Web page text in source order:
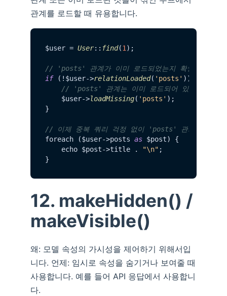
관계를 로드할 때 유용합니다.
$user = User:: find(1 );
// 'posts' 관계가 이미 로드되었는지 확인
if (!$user->relationLoaded( 'posts' )) {
// 'posts' 관계는 이미 로드되어 있지 않다면
    $user->
loadMissing( 'posts' );
}
// 이제 중복 쿼리 걱정 없이 'posts' 관계에 접근
foreach ($user->posts as $post) {
    echo $post->title .
"\n" ;
12. makeHidden() /
makeVisible()
왜: 모델 속성의 가시성을 제어하기 위해서입
니다. 언제: 임시로 속성을 숨기거나 보여줄 때
사용합니다. 예를 들어 API 응답에서 사용합니
다.